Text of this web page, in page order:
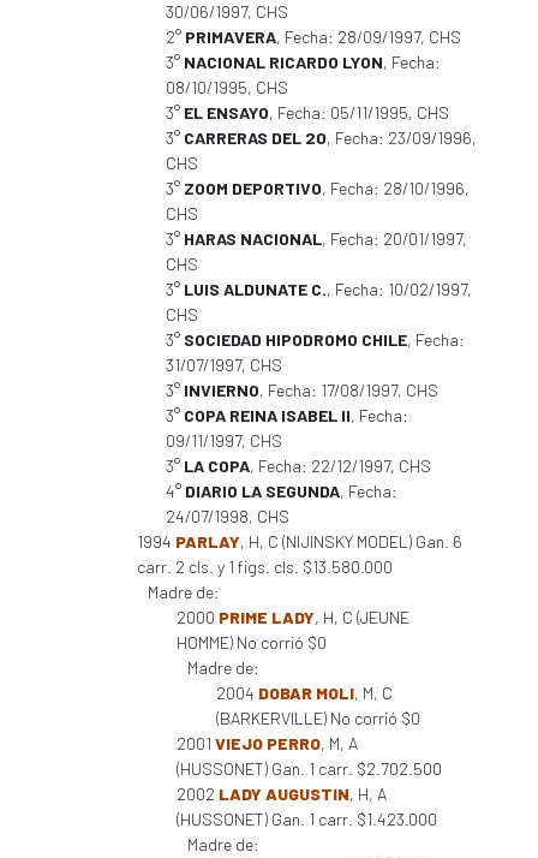
30/06/1997, CHS
2° PRIMAVERA, Fecha: 28/09/1997, CHS
3° NACIONAL RICARDO LYON, Fecha:
08/10/1995, CHS
3° EL ENSAYO, Fecha: 05/11/1995, CHS
3° CARRERAS DEL 20, Fecha: 23/09/1996,
CHS
3° ZOOM DEPORTIVO, Fecha: 28/10/1996,
CHS
3° HARAS NACIONAL, Fecha: 20/01/1997,
CHS
3° LUIS ALDUNATE C., Fecha: 10/02/1997,
CHS
3° SOCIEDAD HIPODROMO CHILE, Fecha:
31/07/1997, CHS
3° INVIERNO, Fecha: 17/08/1997, CHS
3° COPA REINA ISABEL II, Fecha:
09/11/1997, CHS
3° LA COPA, Fecha: 22/12/1997, CHS
4° DIARIO LA SEGUNDA, Fecha:
24/07/1998, CHS
1994 PARLAY, H, C (NIJINSKY MODEL) Gan. 6
carr. 2 cls. y 1 figs. cls. $13.580.000
Madre de:
2000 PRIME LADY, H, C (JEUNE
HOMME) No corrió $0
Madre de:
2004 DOBAR MOLI, M, C
(BARKERVILLE) No corrió $0
2001 VIEJO PERRO, M, A
(HUSSONET) Gan. 1 carr. $2.702.500
2002 LADY AUGUSTIN, H, A
(HUSSONET) Gan. 1 carr. $1.423.000
Madre de: